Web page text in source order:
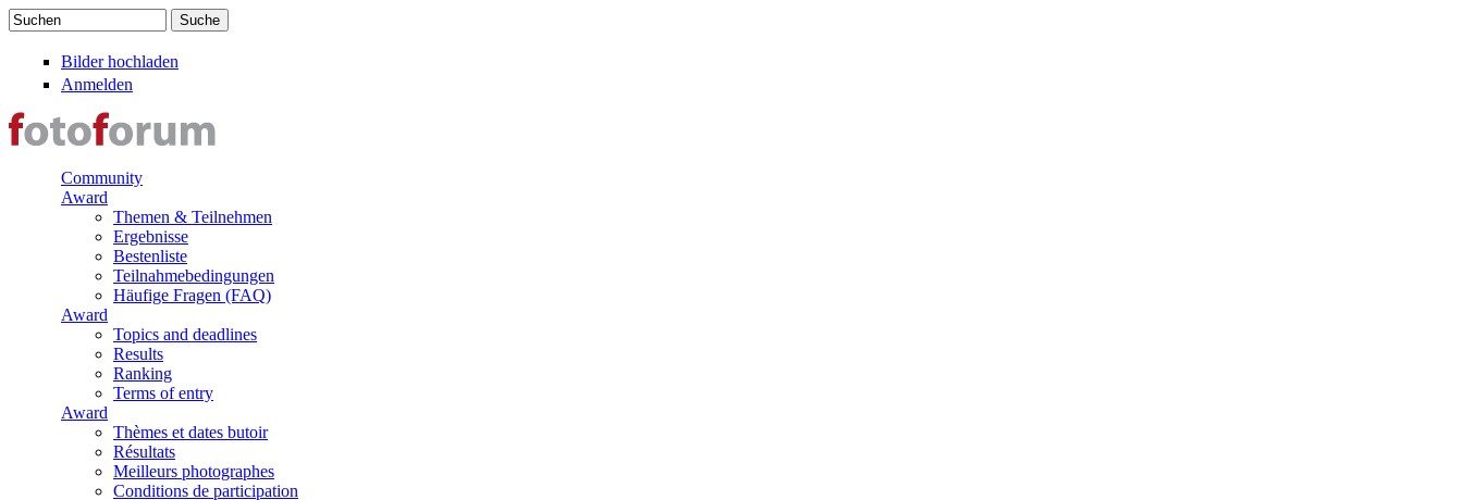
Direkt zum Inhalt
Suchen
Bilder hochladen
Anmelden
Community
Award
Themen & Teilnehmen
Ergebnisse
Bestenliste
Teilnahmebedingungen
Häufige Fragen (FAQ)
Award
Topics and deadlines
Results
Ranking
Terms of entry
Award
Thèmes et dates butoir
Résultats
Meilleurs photographes
Conditions de participation